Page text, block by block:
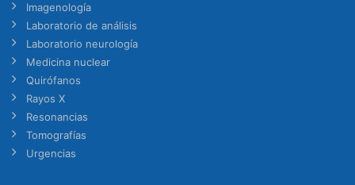
Imagenología
Laboratorio de análisis
Laboratorio neurología
Medicina nuclear
Quirófanos
Rayos X
Resonancias
Tomografías
Urgencias